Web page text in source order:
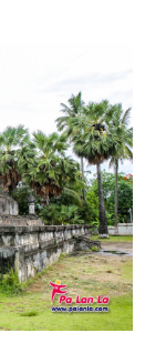
รับการ
และสร้าง